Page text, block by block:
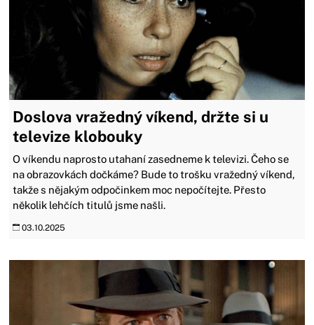
Doslova vražedný víkend, držte si u
televize klobouky
O víkendu naprosto utahaní zasedneme k televizi. Čeho se
na obrazovkách dočkáme? Bude to trošku vražedný víkend,
takže s nějakým odpočinkem moc nepočítejte. Přesto
několik lehčích titulů jsme našli.
03.10.2025